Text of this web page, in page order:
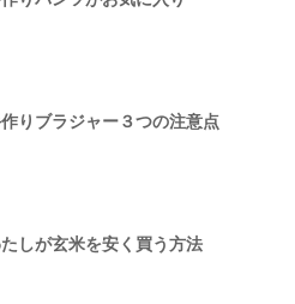
りブラジャー３つの注意点
たしが玄米を安く買う方法